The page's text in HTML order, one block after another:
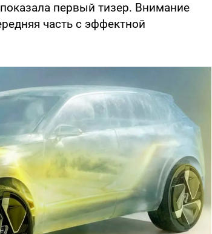
первый тизер. Внимание
часть с эффектной